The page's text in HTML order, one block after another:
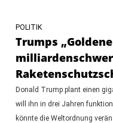
POLITIK
Trumps
Donald Trump plant einen
will ihn in drei Jahren
könnte die Weltordnung